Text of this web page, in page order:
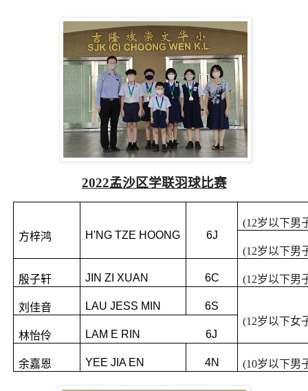
2022孟沙区学联羽球比赛
方梓鸿 H'NG TZE HOONG 6J
(12岁以下男
(12岁以下男
殷子轩 JIN ZI XUAN 6C (12岁以下男
刘佳音 LAU JESS MIN
6S
(12岁以下女
林怡伶
LAM E RIN 6J
余嘉恩 YEE JIA EN 4N (10岁以下男